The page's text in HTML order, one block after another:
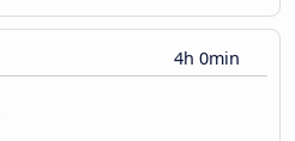
4h 0min